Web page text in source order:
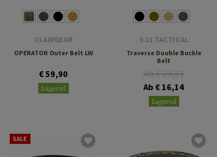
CLAWGEAR
OPERATOR Outer Belt LW
€ 59,90
Lagernd
5.11 TACTICAL
Traverse Double Buckle
Belt
Ab € 23,31
Ab € 16,14
Lagernd
SALE